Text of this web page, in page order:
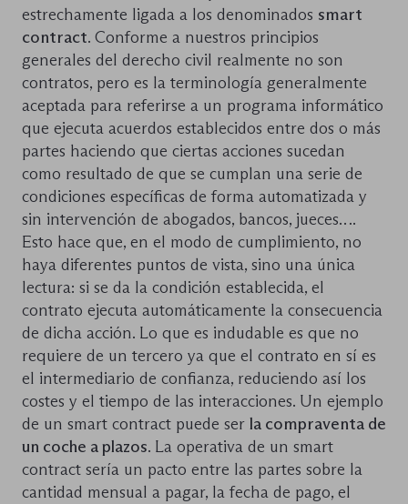
estrechamente ligada a los denominados smart
contract. Conforme a nuestros principios
generales del derecho civil realmente no son
contratos, pero es la terminología generalmente
aceptada para referirse a un programa informático
que ejecuta acuerdos establecidos entre dos o más
partes haciendo que ciertas acciones sucedan
como resultado de que se cumplan una serie de
condiciones específicas de forma automatizada y
sin intervención de abogados, bancos, jueces….
Esto hace que, en el modo de cumplimiento, no
haya diferentes puntos de vista, sino una única
lectura: si se da la condición establecida, el
contrato ejecuta automáticamente la consecuencia
de dicha acción. Lo que es indudable es que no
requiere de un tercero ya que el contrato en sí es
el intermediario de confianza, reduciendo así los
costes y el tiempo de las interacciones. Un ejemplo
de un smart contract puede ser la compraventa de
un coche a plazos. La operativa de un smart
contract sería un pacto entre las partes sobre la
cantidad mensual a pagar, la fecha de pago, el